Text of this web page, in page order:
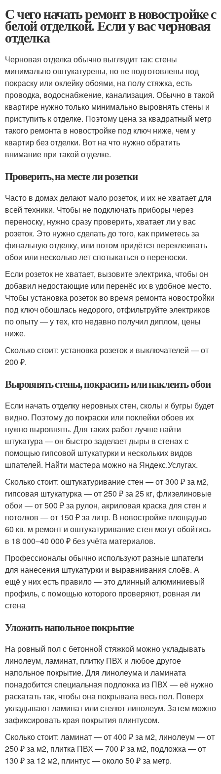
С чего начать ремонт в новостройке с
белой отделкой. Если у вас черновая
отделка
Черновая отделка обычно выглядит так: стены
минимально оштукатурены, но не подготовлены под
покраску или оклейку обоями, на полу стяжка, есть
проводка, водоснабжение, канализация. Обычно в такой
квартире нужно только минимально выровнять стены и
приступить к отделке. Поэтому цена за квадратный метр
такого ремонта в новостройке под ключ ниже, чем у
квартир без отделки. Вот на что нужно обратить
внимание при такой отделке.
Проверить, на месте ли розетки
Часто в домах делают мало розеток, и их не хватает для
всей техники. Чтобы не подключать приборы через
переноску, нужно сразу проверить, хватает ли у вас
розеток. Это нужно сделать до того, как приметесь за
финальную отделку, или потом придётся переклеивать
обои или несколько лет спотыкаться о переноски.
Если розеток не хватает, вызовите электрика, чтобы он
добавил недостающие или перенёс их в удобное место.
Чтобы установка розеток во время ремонта новостройки
под ключ обошлась недорого, отфильтруйте электриков
по опыту — у тех, кто недавно получил диплом, цены
ниже.
Сколько стоит: установка розеток и выключателей — от
200 ₽.
Выровнять стены, покрасить или наклеить обои
Если начать отделку неровных стен, сколы и бугры будет
видно. Поэтому до покраски или поклейки обоев их
нужно выровнять. Для таких работ лучше найти
штукатура — он быстро заделает дыры в стенах с
помощью гипсовой штукатурки и нескольких видов
шпателей. Найти мастера можно на Яндекс.Услугах.
Сколько стоит: оштукатуривание стен — от 300 ₽ за м2,
гипсовая штукатурка — от 250 ₽ за 25 кг, флизелиновые
обои — от 500 ₽ за рулон, акриловая краска для стен и
потолков — от 150 ₽ за литр. В новостройке площадью
60 кв. м ремонт и оштукатуривание стен могут обойтись
в 18 000–40 000 ₽ без учёта материалов.
Профессионалы обычно используют разные шпатели
для нанесения штукатурки и выравнивания слоёв. А
ещё у них есть правило — это длинный алюминиевый
профиль, с помощью которого проверяют, ровная ли
стена
Уложить напольное покрытие
На ровный пол с бетонной стяжкой можно укладывать
линолеум, ламинат, плитку ПВХ и любое другое
напольное покрытие. Для линолеума и ламината
понадобится специальная подложка из ПВХ — её нужно
раскатать так, чтобы она покрывала весь пол. Поверх
укладывают ламинат или стелют линолеум. Затем можно
зафиксировать края покрытия плинтусом.
Сколько стоит: ламинат — от 400 ₽ за м2, линолеум — от
250 ₽ за м2, плитка ПВХ — 700 ₽ за м2, подложка — от
130 ₽ за 12 м2, плинтус — около 50 ₽ за метр.